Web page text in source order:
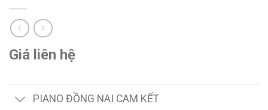
Giá liên hệ
PIANO ĐỒNG NAI CAM KẾT